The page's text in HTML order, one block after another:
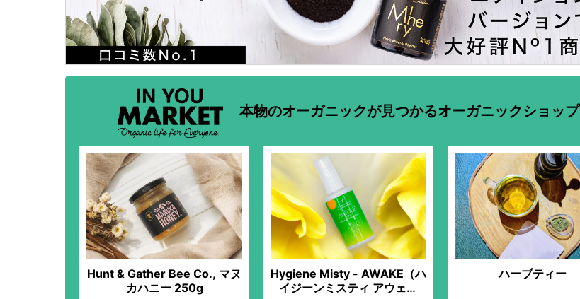
本物のオーガニックが見つかるオーガニックショップ
Hunt & Gather Bee Co., マヌ
カハニー 250g
Hygiene Misty - AWAKE（ハ
イジーンミスティ アウェイ
ハーブティー